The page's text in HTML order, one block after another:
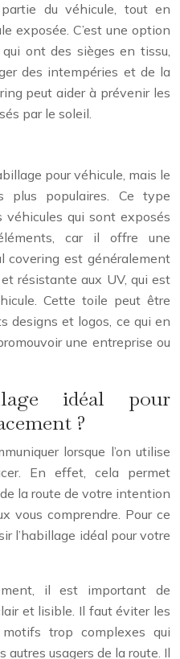
du véhicule, tout en
exposée. C’est une option
ont des sièges en tissu,
des intempéries et de la
peut aider à prévenir les
par le soleil.
pour véhicule, mais le
plus populaires. Ce type
véhicules qui sont exposés
car il offre une
covering est généralement
résistante aux UV, qui est
Cette toile peut être
designs et logos, ce qui en
une entreprise ou
idéal pour
?
lorsque l’on utilise
En effet, cela permet
la route de votre intention
vous comprendre. Pour ce
l’habillage idéal pour votre
il est important de
et lisible. Il faut éviter les
trop complexes qui
usagers de la route. Il